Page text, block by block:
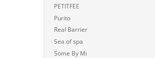
PETITFEE
Purito
Real Barrier
Sea of spa
Some By Mi